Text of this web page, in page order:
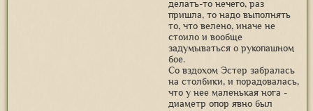
делать-то нечего, раз
пришла, то надо выполнять
то, что велено, иначе не
стоило и вообще
задумываться о рукопашном
бое.
Со вздохом Эстер забралась
на столбики, и порадовалась,
что у нее маленькая нога -
диаметр опор явно был